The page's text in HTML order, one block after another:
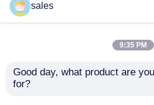
Vraag een offerte aan
Dunne glazen slijphars
sales
9:35 PM
Good day, what product are
for?